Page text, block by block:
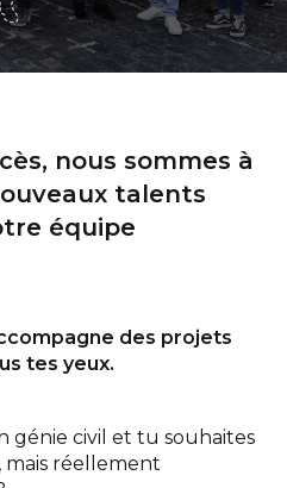
sommes
D'ACTIVITÉ
et santé
nous sommes à
talents
équipe
des projets
tes yeux.
génie civil et tu souhaites
mais réellement